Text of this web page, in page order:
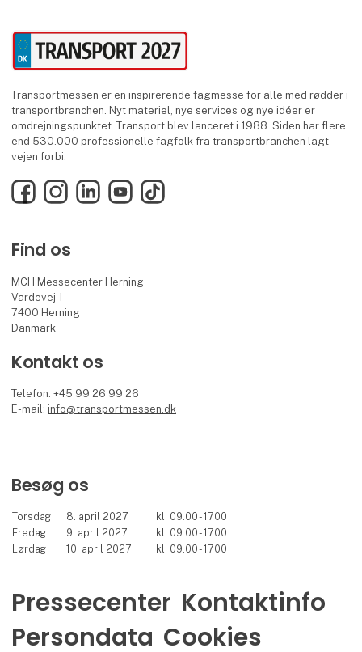
Transportmessen er en inspirerende fagmesse for alle med rødder i
transportbranchen. Nyt materiel, nye services og nye idéer er
omdrejningspunktet. Transport blev lanceret i 1988. Siden har flere
end 530.000 professionelle fagfolk fra transportbranchen lagt
vejen forbi.
FacebookInstagramLinkedInYouTubeTikTok
Find os
MCH Messecenter Herning
Vardevej 1
7400 Herning
Danmark
Kontakt os
Telefon: +45 99 26 99 26
E-mail: info@transportmessen.dk
Besøg os
Torsdag 8. april 2027
kl. 09.00 - 17.00
Fredag
9. april 2027
kl. 09.00 - 17.00
Lørdag
10. april 2027 kl. 09.00 - 17.00
Pressecenter Kontaktinfo
Persondata Cookies